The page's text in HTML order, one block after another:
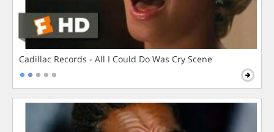
Cadillac Records - All I Could Do Was Cry Scene